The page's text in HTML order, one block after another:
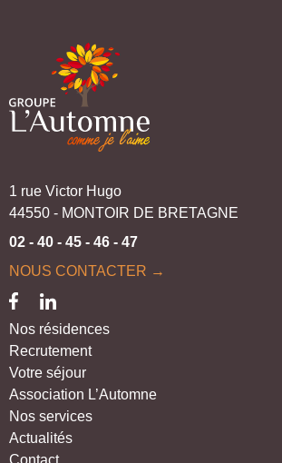
1 rue Victor Hugo
44550 - MONTOIR DE BRETAGNE
02 - 40 - 45 - 46 - 47
NOUS CONTACTER →
Nos résidences
Recrutement
Votre séjour
Association L’Automne
Nos services
Actualités
Contact